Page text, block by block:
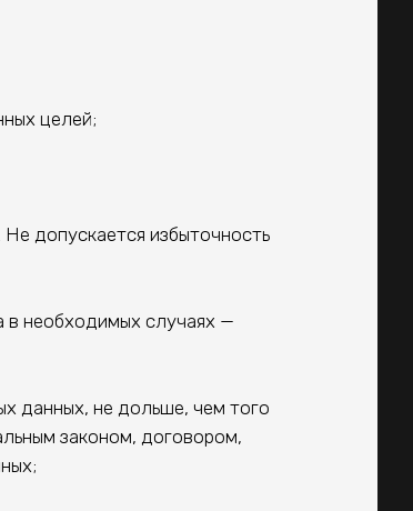
целей;
допускается избыточность
необходимых случаях —
данных, не дольше, чем того
законом, договором,